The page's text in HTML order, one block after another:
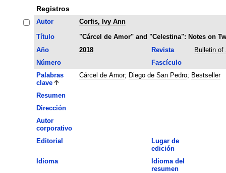
Registros
Autor
Corfis, Ivy Ann
Título
"Cárcel de Amor" and "Celestina": Notes on
Año
2018 Revista
Bulletin of
Número
Fascículo
Palabras
clave
Cárcel de Amor; Diego de San Pedro; Bestseller
Resumen
Dirección
Autor
corporativo
Editorial
Lugar de
edición
Idioma
Idioma del
resumen